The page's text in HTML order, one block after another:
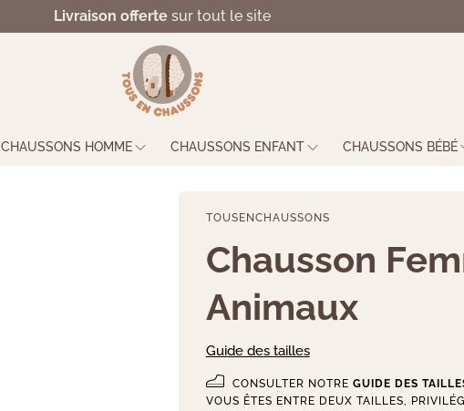
Livraison offerte sur tout le site
CHAUSSONS HOMME CHAUSSONS ENFANT CHAUSSONS BÉBÉ
TOUSENCHAUSSONS
Chausson
Animaux
Guide des tailles
CONSULTER NOTRE GUIDE DES
VOUS ÊTES ENTRE DEUX TAILLES,